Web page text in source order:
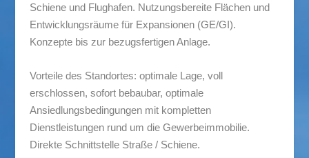
Schiene und Flughafen. Nutzungsbereite Flächen und
Entwicklungsräume für Expansionen (GE/GI).
Konzepte bis zur bezugsfertigen Anlage.
Vorteile des Standortes: optimale Lage, voll
erschlossen, sofort bebaubar, optimale
Ansiedlungsbedingungen mit kompletten
Dienstleistungen rund um die Gewerbeimmobilie.
Direkte Schnittstelle Straße / Schiene.